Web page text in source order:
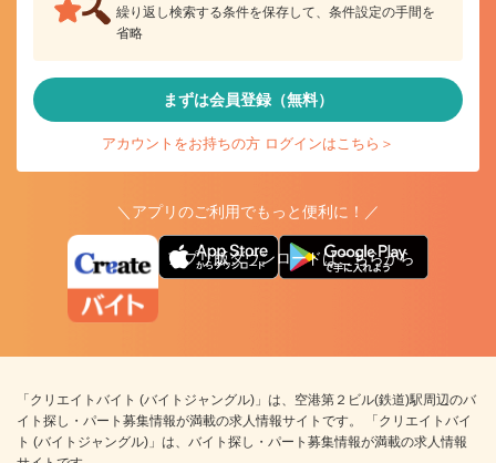
繰り返し検索する条件を保存して、条件設定の手間を
省略
まずは会員登録（無料）
アカウントをお持ちの方 ログインはこちら＞
＼アプリのご利用でもっと便利に！／
アプリ版ダウンロードはこちらから
「クリエイトバイト (バイトジャングル)」は、空港第２ビル(鉄道)駅周辺のバ
イト探し・パート募集情報が満載の求人情報サイトです。 「クリエイトバイ
ト (バイトジャングル)」は、バイト探し・パート募集情報が満載の求人情報